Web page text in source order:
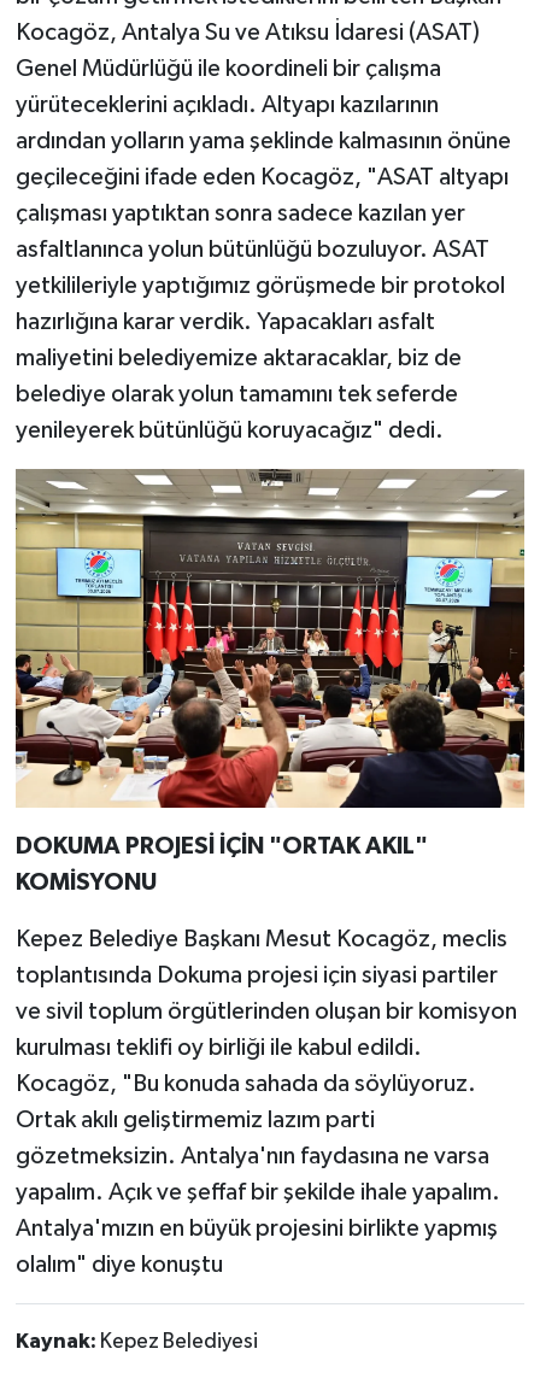
Kocagöz, Antalya Su ve Atıksu İdaresi (ASAT)
Genel Müdürlüğü ile koordineli bir çalışma
yürüteceklerini açıkladı. Altyapı kazılarının
ardından yolların yama şeklinde kalmasının önüne
geçileceğini ifade eden Kocagöz, "ASAT altyapı
çalışması yaptıktan sonra sadece kazılan yer
asfaltlanınca yolun bütünlüğü bozuluyor. ASAT
yetkilileriyle yaptığımız görüşmede bir protokol
hazırlığına karar verdik. Yapacakları asfalt
maliyetini belediyemize aktaracaklar, biz de
belediye olarak yolun tamamını tek seferde
yenileyerek bütünlüğü koruyacağız" dedi.
DOKUMA PROJESİ İÇİN "ORTAK AKIL"
KOMİSYONU
Kepez Belediye Başkanı Mesut Kocagöz, meclis
toplantısında Dokuma projesi için siyasi partiler
ve sivil toplum örgütlerinden oluşan bir komisyon
kurulması teklifi oy birliği ile kabul edildi.
Kocagöz, "Bu konuda sahada da söylüyoruz.
Ortak akılı geliştirmemiz lazım parti
gözetmeksizin. Antalya'nın faydasına ne varsa
yapalım. Açık ve şeffaf bir şekilde ihale yapalım.
Antalya'mızın en büyük projesini birlikte yapmış
olalım" diye konuştu
Kaynak: Kepez Belediyesi